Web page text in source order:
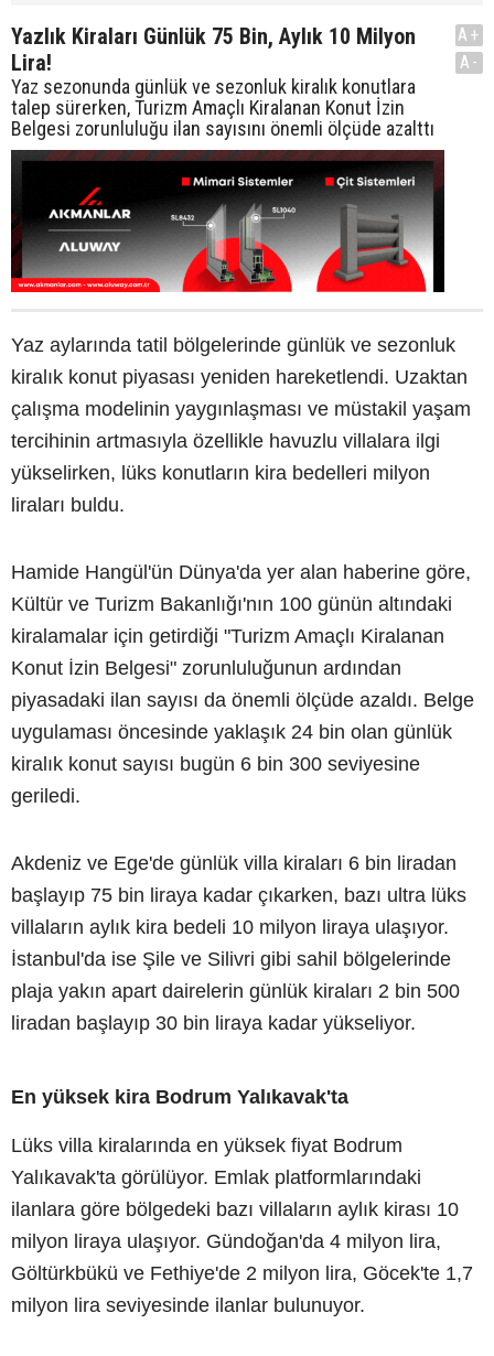
Yazlık Kiraları Günlük 75 Bin, Aylık 10 Milyon
Lira!
Yaz sezonunda günlük ve sezonluk kiralık konutlara
talep sürerken, Turizm Amaçlı Kiralanan Konut İzin
Belgesi zorunluluğu ilan sayısını önemli ölçüde azalttı
A+
A-
Yaz aylarında tatil bölgelerinde günlük ve sezonluk
kiralık konut piyasası yeniden hareketlendi. Uzaktan
çalışma modelinin yaygınlaşması ve müstakil yaşam
tercihinin artmasıyla özellikle havuzlu villalara ilgi
yükselirken, lüks konutların kira bedelleri milyon
liraları buldu.
Hamide Hangül'ün Dünya'da yer alan haberine göre,
Kültür ve Turizm Bakanlığı'nın 100 günün altındaki
kiralamalar için getirdiği "Turizm Amaçlı Kiralanan
Konut İzin Belgesi" zorunluluğunun ardından
piyasadaki ilan sayısı da önemli ölçüde azaldı. Belge
uygulaması öncesinde yaklaşık 24 bin olan günlük
kiralık konut sayısı bugün 6 bin 300 seviyesine
geriledi.
Akdeniz ve Ege'de günlük villa kiraları 6 bin liradan
başlayıp 75 bin liraya kadar çıkarken, bazı ultra lüks
villaların aylık kira bedeli 10 milyon liraya ulaşıyor.
İstanbul'da ise Şile ve Silivri gibi sahil bölgelerinde
plaja yakın apart dairelerin günlük kiraları 2 bin 500
liradan başlayıp 30 bin liraya kadar yükseliyor.
En yüksek kira Bodrum Yalıkavak'ta
Lüks villa kiralarında en yüksek fiyat Bodrum
Yalıkavak'ta görülüyor. Emlak platformlarındaki
ilanlara göre bölgedeki bazı villaların aylık kirası 10
milyon liraya ulaşıyor. Gündoğan'da 4 milyon lira,
Göltürkbükü ve Fethiye'de 2 milyon lira, Göcek'te 1,7
milyon lira seviyesinde ilanlar bulunuyor.